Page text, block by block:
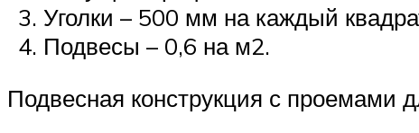
Уголки – 500 мм на каждый
Подвесы – 0,6 на м2.
Подвесная конструкция с проемами